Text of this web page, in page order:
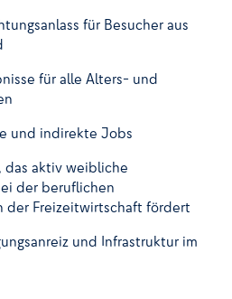
für Besucher aus
für alle Alters- und
und indirekte Jobs
das aktiv weibliche
der beruflichen
der Freizeitwirtschaft fördert
und Infrastruktur im